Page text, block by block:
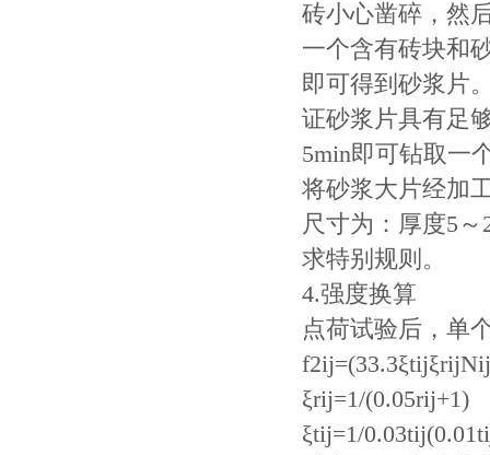
砖小心凿碎，然
一个含有砖块和
即可得到砂浆片
证砂浆片具有足
5min即可钻取一
将砂浆大片经加
尺寸为：厚度5
求特别规则。
4.强度换算
点荷试验后，单
ξrij=1/(0.05rij+1)
ξtij=1/